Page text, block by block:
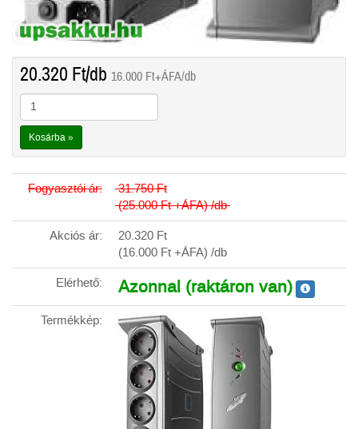
20.320 Ft/db 16.000 Ft+ÁFA/db
Kosárba »
Fogyasztói ár: 31.750Ft
(25.000Ft+ÁFA) /db
Akciós ár:
20.320 Ft
(16.000 Ft +ÁFA) /db
Elérhető:
Azonnal (raktáron van)
Termékkép: